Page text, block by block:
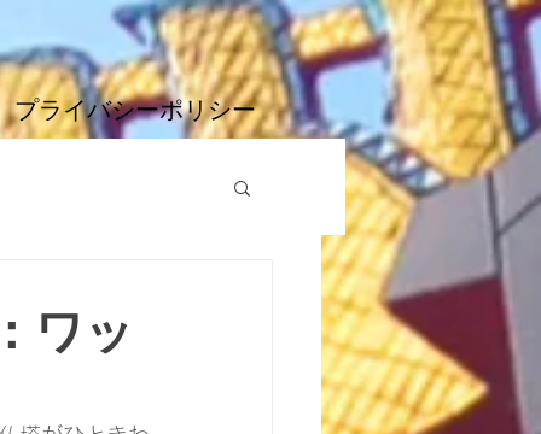
プライバシーポリシー
ワッ